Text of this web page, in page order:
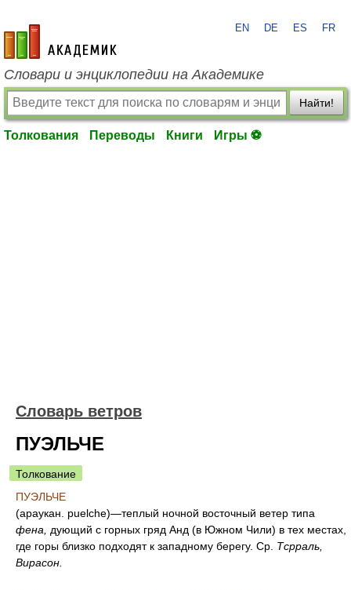
academic.ru
EN DE ES FR
Словари и энциклопедии на Академике
Найти!
Толкования Переводы Книги Игры ⚽
Словарь ветров
ПУЭЛЬЧЕ
Толкование
ПУЭЛЬЧЕ
(араукан. puelche)—теплый ночной восточный ветер типа
фена, дующий с горных гряд Анд (в Южном Чили) в тех местах,
где горы близко подходят к западному берегу. Ср. Тсрраль,
Вирасон.